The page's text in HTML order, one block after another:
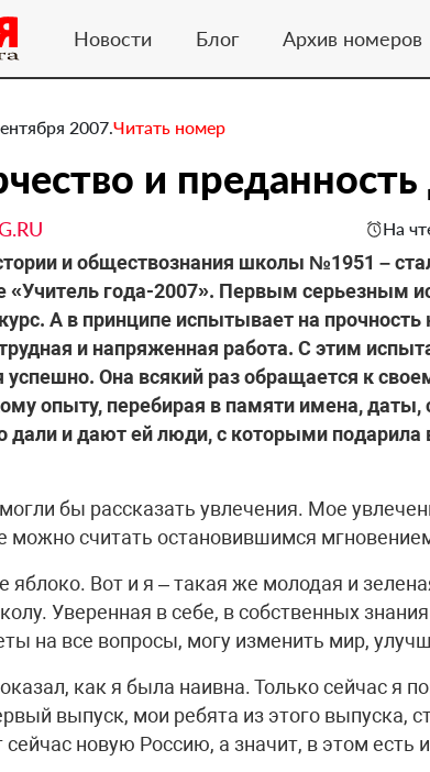
Новости Блог Архив номеров
2007.Читать номер
и
На
и обществознания школы №1951 –
«Учитель года-2007». Первым серьезным
А в принципе испытывает на прочность
и напряженная работа. С этим
Она всякий раз обращается к
опыту, перебирая в памяти имена, даты,
дали и дают ей люди, с которыми подарила
бы рассказать увлечения. Мое
можно считать остановившимся
яблоко. Вот и я – такая же молодая и
Уверенная в себе, в собственных
на все вопросы, могу изменить мир,
как я была наивна. Только сейчас я
выпуск, мои ребята из этого выпуска,
новую Россию, а значит, в этом есть